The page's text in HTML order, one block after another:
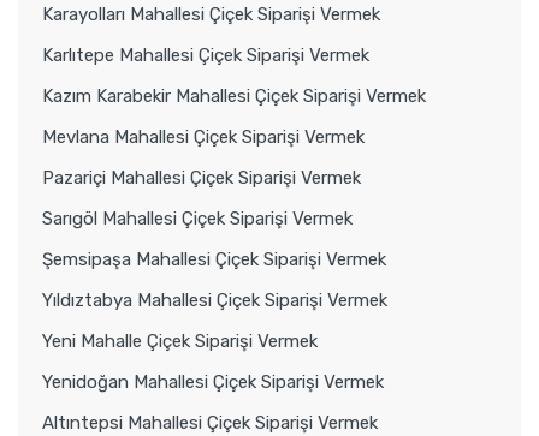
Karayolları Mahallesi Çiçek Siparişi Vermek
Karlıtepe Mahallesi Çiçek Siparişi Vermek
Kazım Karabekir Mahallesi Çiçek Siparişi Vermek
Mevlana Mahallesi Çiçek Siparişi Vermek
Pazariçi Mahallesi Çiçek Siparişi Vermek
Sarıgöl Mahallesi Çiçek Siparişi Vermek
Şemsipaşa Mahallesi Çiçek Siparişi Vermek
Yıldıztabya Mahallesi Çiçek Siparişi Vermek
Yeni Mahalle Çiçek Siparişi Vermek
Yenidoğan Mahallesi Çiçek Siparişi Vermek
Altıntepsi Mahallesi Çiçek Siparişi Vermek